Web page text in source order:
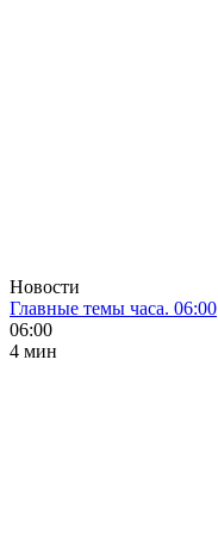
Новости
Главные темы часа. 06:00
06:00
4 мин